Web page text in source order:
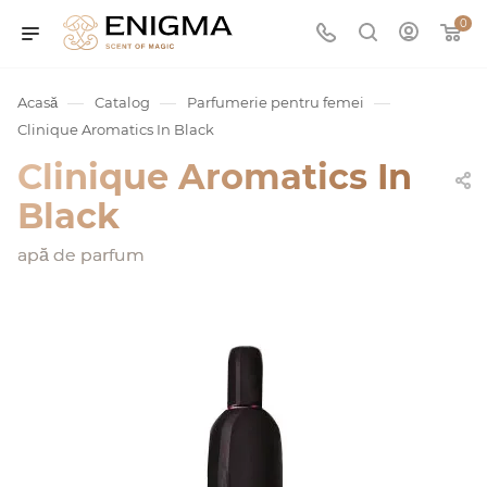
0
Acasă — Catalog — Parfumerie pentru femei —
Clinique Aromatics In Black
Clinique Aromatics In
Black
apă de parfum